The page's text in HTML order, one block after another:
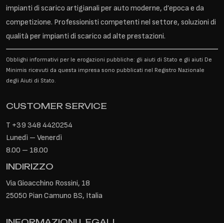
impianti di scarico artigianali per auto moderne, d’epoca e da
competizione. Professionisti competenti nel settore, soluzioni di
qualità per impianti di scarico ad alte prestazioni.
Obblighi informativi per le erogazioni pubbliche: gli aiuti di Stato e gli aiuti De
Minimis ricevuti da questa impresa sono pubblicati nel Registro Nazionale
degli Aiuti di Stato.
CUSTOMER SERVICE
T +39 348 4420254
Lunedì – Venerdì
8.00 – 18.00
INDIRIZZO
Via Gioacchino Rossini, 18
25050 Pian Camuno BS, Italia